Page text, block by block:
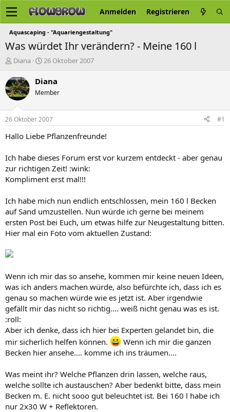
Anmelden Registrieren
Aquascaping - "Aquariengestaltung"
Was würdet Ihr verändern? - Meine 160 l
E
s
t
e
e
r
Diana
E
s
e
l
t
a
26 Oktober 2007
Diana
Member
26 Oktober 2007 #1
Hallo Liebe Pflanzenfreunde!
Ich habe dieses Forum erst vor kurzem entdeckt - aber genau
zur richtigen Zeit! :wink:
Kompliment erst mal!!!
Ich habe mich nun endlich entschlossen, mein 160 l Becken
auf Sand umzustellen. Nun würde ich gerne bei meinem
ersten Post bei Euch, um etwas hilfe zur Neugestaltung bitten.
Hier mal ein Foto vom aktuellen Zustand:
Wenn ich mir das so ansehe, kommen mir keine neuen Ideen,
was ich anders machen würde, also befürchte ich, dass ich es
genau so machen würde wie es jetzt ist. Aber irgendwie
gefällt mir das nicht so richtig.... weiß nicht genau was es ist.
:roll:
Aber ich denke, dass ich hier bei Experten gelandet bin, die
mir sicherlich helfen können.
Wenn ich mir die ganzen
Becken hier ansehe.... komme ich ins träumen....
Was meint ihr? Welche Pflanzen drin lassen, welche raus,
welche sollte ich austauschen? Aber bedenkt bitte, dass mein
Becken m. E. nicht sooo gut beleuchtet ist. Bei 160 l habe ich
nur 2x30 W + Reflektoren.